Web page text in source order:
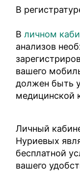
В
Вличном
анализов
вашего
должен быть
медицинской
Личный
Нуриевых
бесплатной
вашего